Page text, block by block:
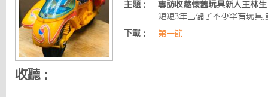
主題：
專訪收藏懷舊玩具新人王林生
短短3年已儲了不少罕有玩具
下載：
第一節
收聽：